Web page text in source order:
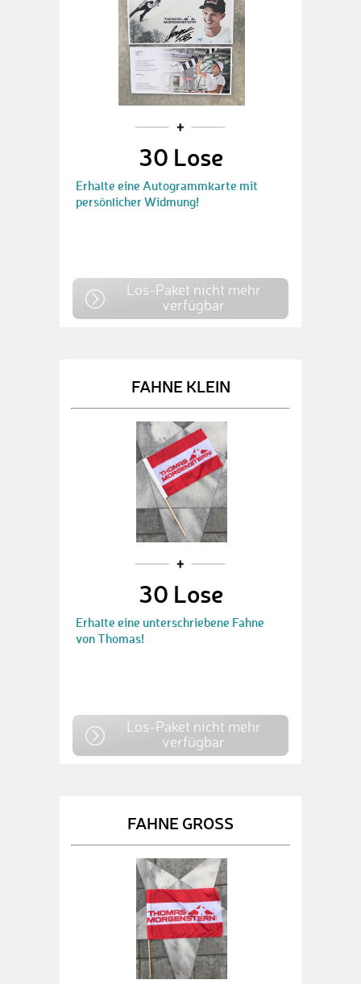
30 Lose
Erhalte eine Autogrammkarte mit
persönlicher Widmung!
Los-Paket nicht mehr
verfügbar
FAHNE KLEIN
30 Lose
Erhalte eine unterschriebene Fahne
von Thomas!
Los-Paket nicht mehr
verfügbar
FAHNE GROSS